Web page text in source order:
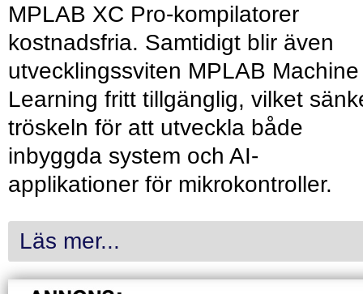
MPLAB XC Pro-kompilatorer
kostnadsfria. Samtidigt blir även
utvecklingssviten MPLAB Machine
Learning fritt tillgänglig, vilket
tröskeln för att utveckla både
inbyggda system och AI-
applikationer för mikrokontroller.
Läs mer...